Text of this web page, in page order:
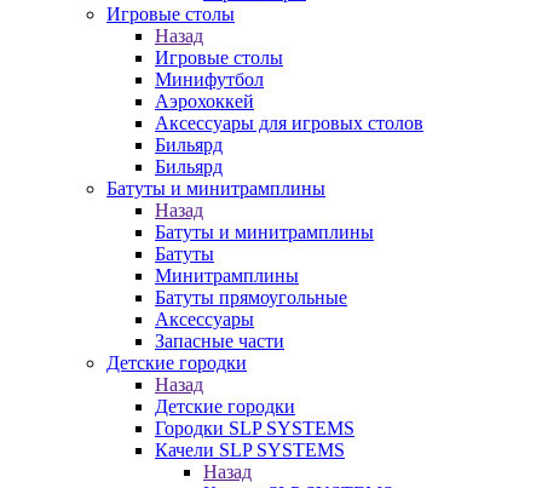
Игровые столы
Назад
Игровые столы
Минифутбол
Аэрохоккей
Аксессуары для игровых столов
Бильяpд
Бильяpд
Батуты и минитрамплины
Назад
Батуты и минитрамплины
Батуты
Минитрамплины
Батуты прямоугольные
Аксессуары
Запасные части
Детские городки
Назад
Детские городки
Городки SLP SYSTEMS
Качели SLP SYSTEMS
Назад